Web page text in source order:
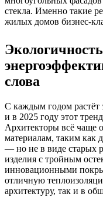
стекла. Именно такие
жилых домов бизнес-
слова
С каждым годом растёт
и в 2025 году этот
Архитекторы всё чаще
материалам, таким как
— но не в виде старых
изделия с тройным
инновационными
отличную
архитектуру, так и в